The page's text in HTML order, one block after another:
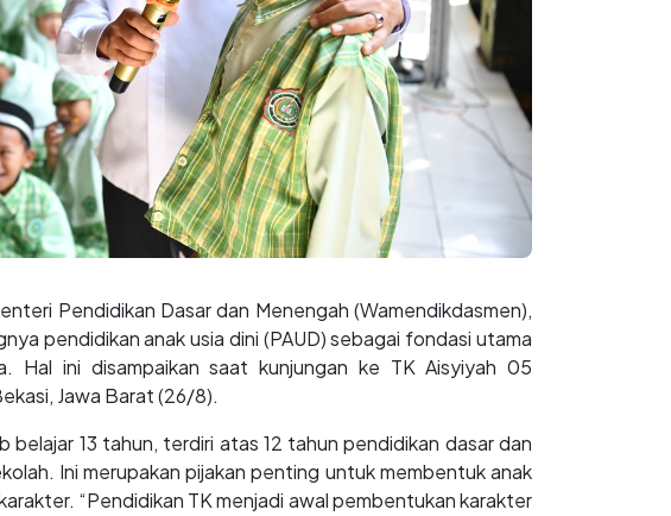
Pendidikan Dasar dan Menengah (Wamendikdasmen),
pendidikan anak usia dini (PAUD) sebagai fondasi utama
Hal ini disampaikan saat kunjungan ke TK Aisyiyah 05
Jawa Barat (26/8).
belajar 13 tahun, terdiri atas 12 tahun pendidikan dasar dan
Ini merupakan pijakan penting untuk membentuk anak
“Pendidikan TK menjadi awal pembentukan karakter